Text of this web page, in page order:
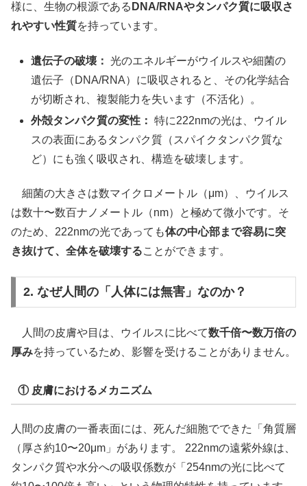
様に、生物の根源である DNA/RNAやタンパク質に吸収さ
れやすい性質を持っています。
遺伝子の破壊： 光のエネルギーがウイルスや細菌の
遺伝子（DNA/RNA）に吸収されると、その化学結合
が切断され、複製能力を失います（不活化）。
外殻タンパク質の変性： 特に222nmの光は、ウイル
スの表面にあるタンパク質（スパイクタンパク質な
ど）にも強く吸収され、構造を破壊します。
細菌の大きさは数マイクロメートル（μm）、ウイルス
は数十〜数百ナノメートル（nm）と極めて微小です。そ
のため、222nmの光であっても体の中心部まで容易に突
き抜けて、全体を破壊することができます。
2. なぜ人間の「人体には無害」なのか？
人間の皮膚や目は、ウイルスに比べて数千倍〜数万倍の
厚みを持っているため、影響を受けることがありません。
① 皮膚におけるメカニズム
人間の皮膚の一番表面には、死んだ細胞でできた「角質層
（厚さ約10〜20μm」があります。 222nmの遠紫外線は、
タンパク質や水分への吸収係数が「254nmの光に比べて